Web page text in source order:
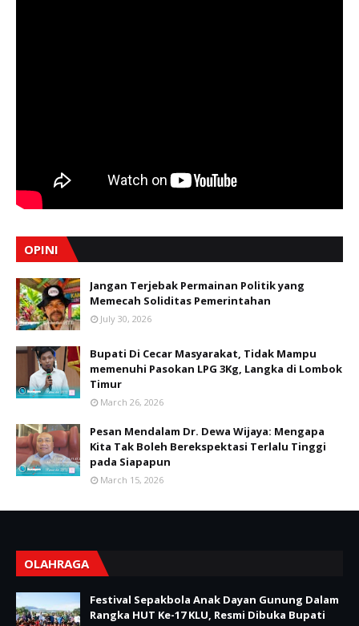
OPINI
Jangan Terjebak Permainan Politik yang
Memecah Soliditas Pemerintahan
July 30, 2026
Bupati Di Cecar Masyarakat, Tidak Mampu
memenuhi Pasokan LPG 3Kg, Langka di Lombok
Timur
March 26, 2026
Pesan Mendalam Dr. Dewa Wijaya: Mengapa
Kita Tak Boleh Berekspektasi Terlalu Tinggi
pada Siapapun
March 15, 2026
OLAHRAGA
Festival Sepakbola Anak Dayan Gunung Dalam
Rangka HUT Ke-17 KLU, Resmi Dibuka Bupati